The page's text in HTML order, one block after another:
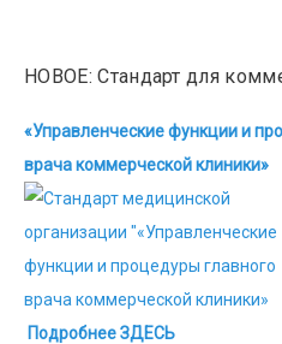
НОВОЕ: Стандарт для
«Управленческие
врача коммерческой клиники»
Подробнее ЗДЕСЬ